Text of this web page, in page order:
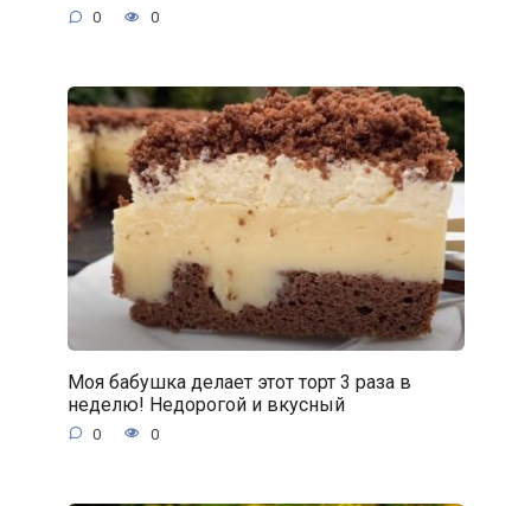
0 0
Моя бабушка делает этот торт 3 раза в
неделю! Недорогой и вкусный
0 0